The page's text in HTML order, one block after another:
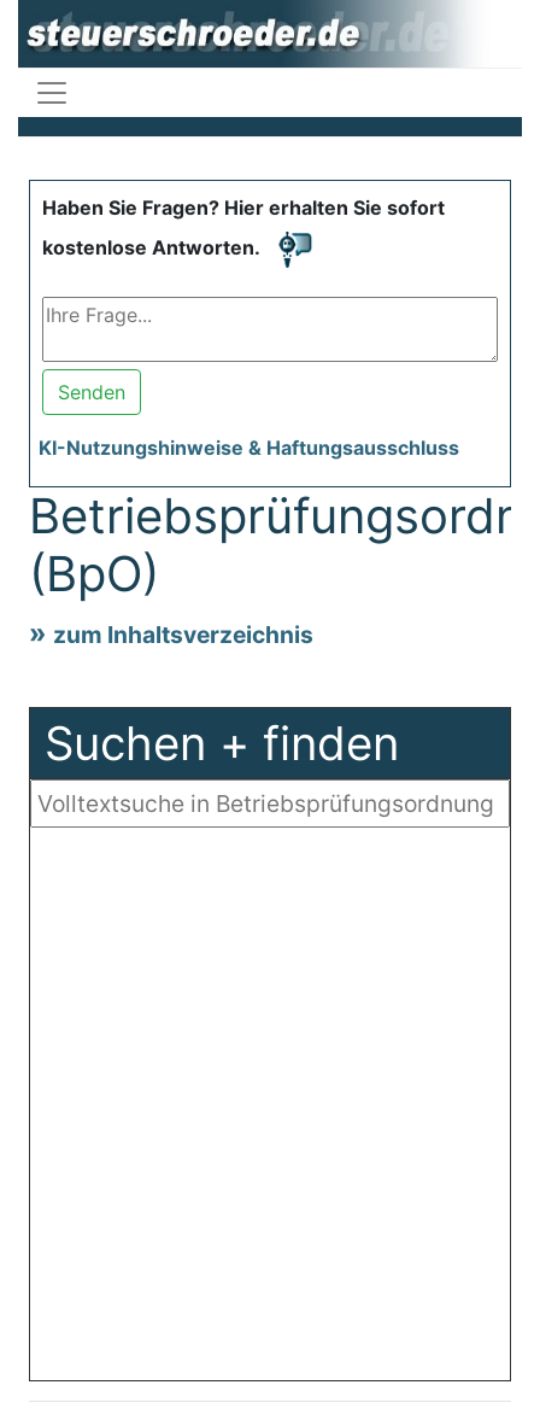
Haben Sie Fragen? Hier erhalten Sie sofort
kostenlose Antworten.
Senden
KI-Nutzungshinweise & Haftungsausschluss
(BpO)
zum Inhaltsverzeichnis
Suchen + finden